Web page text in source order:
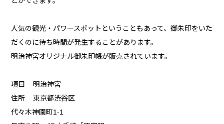
人気の観光・パワースポットということもあって、御朱印をいた
だくのに待ち時間が発生することがあります。
明治神宮オリジナル御朱印帳が販売されています。
項目 明治神宮
住所 東京都渋谷区
代々木神園町1-1